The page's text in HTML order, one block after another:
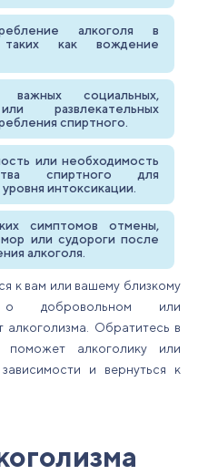
алкоголя в
таких как вождение
социальных,
развлекательных
спиртного.
или необходимость
спиртного для
интоксикации.
симптомов отмены,
или судороги после
алкоголя.
к вам или вашему близкому
о добровольном или
алкоголизма. Обратитесь в
поможет алкоголику или
и вернуться к